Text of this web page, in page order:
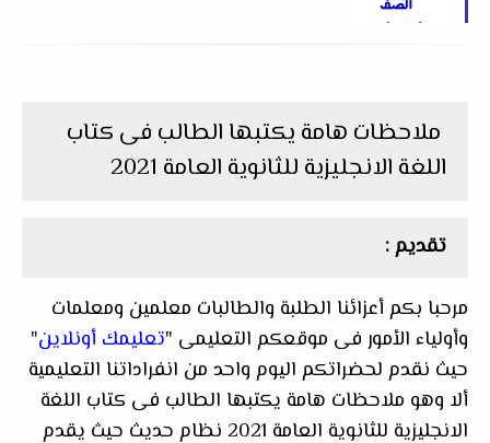
ملاحظات هامة يكتبها الطالب فى كتاب
اللغة الانجليزية للثانوية العامة 2021
تقديم :
مرحبا بكم أعزائنا الطلبة والطالبات معلمين ومعلمات
وأولياء الأمور فى موقعكم التعليمى "تعليمك أونلاين"
حيث نقدم لحضراتكم اليوم واحد من انفراداتنا التعليمية
ألا وهو ملاحظات هامة يكتبها الطالب فى كتاب اللغة
الانجليزية للثانوية العامة 2021 نظام حديث حيث يقدم